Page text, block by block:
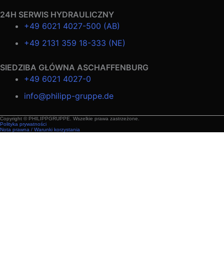
24H SERWIS HYDRAULICZNY
+49 6021 4027-500 (AB)
+49 2131 359 18-333 (NE)
SIEDZIBA GŁÓWNA ASCHAFFENBURG
+49 6021 4027-0
info@philipp-gruppe.de
Copyright © PHILIPPGRUPPE. Wszelkie prawa zastrzeżone.
Polityka prywatności
Nota prawna / Warunki korzystania